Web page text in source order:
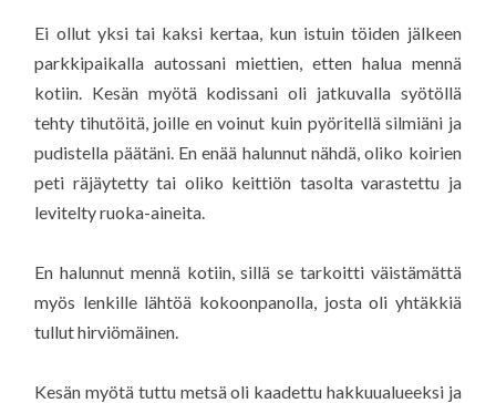
Ei ollut yksi tai kaksi kertaa, kun istuin töiden jälkeen
parkkipaikalla autossani miettien, etten halua mennä
kotiin. Kesän myötä kodissani oli jatkuvalla syötöllä
tehty tihutöitä, joille en voinut kuin pyöritellä silmiäni ja
pudistella päätäni. En enää halunnut nähdä, oliko koirien
peti räjäytetty tai oliko keittiön tasolta varastettu ja
levitelty ruoka-aineita.
En halunnut mennä kotiin, sillä se tarkoitti väistämättä
myös lenkille lähtöä kokoonpanolla, josta oli yhtäkkiä
tullut hirviömäinen.
Kesän myötä tuttu metsä oli kaadettu hakkuualueeksi ja